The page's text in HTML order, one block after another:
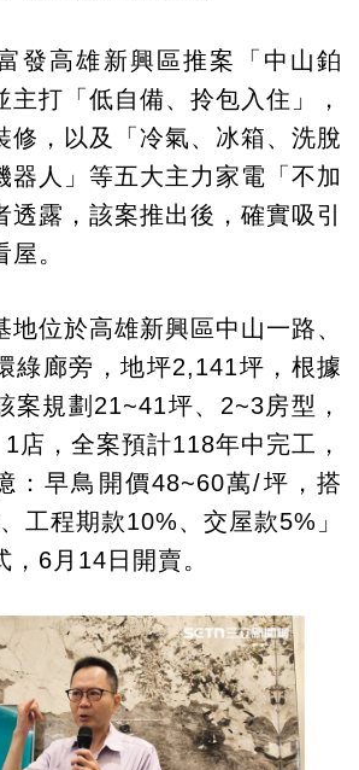
發高雄新興區推案「中山鉑
主打「低自備、拎包入住」，
修，以及「冷氣、冰箱、洗脫
器人」等五大主力家電「不加
透露，該案推出後，確實吸引
。
地位於高雄新興區中山一路、
綠廊旁，地坪2,141坪，根據
案規劃21~41坪、2~3房型，
店，全案預計118年中完工，
：早鳥開價48~60萬/坪，搭
工程期款10%、交屋款5%」
6月14日開賣。